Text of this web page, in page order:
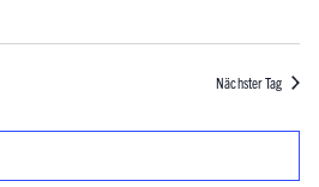
Nächster Tag